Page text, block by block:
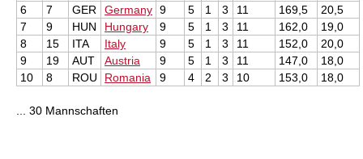
6
7 GER Germany 9 5 1 3 11 169,5
20,5
7
9 HUN Hungary 9 5 1 3 11 162,0
19,0
8
15 ITA Italy 9 5 1 3 11 152,0
20,0
9
19 AUT Austria 9 5 1 3 11 147,0
18,0
10
8 ROU Romania 9 4 2 3 10 153,0 18,0
... 30 Mannschaften